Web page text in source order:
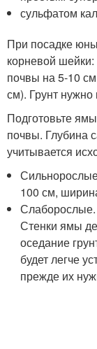
сульфатом
При посадке
корневой
почвы на 5-10
см). Грунт нужно
Подготовьте
почвы. Глубина
учитывается
100 см,
Стенки ямы
оседание
будет легче
прежде их